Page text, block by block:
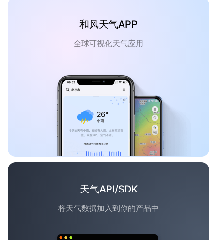
和风天气APP
全球可视化天气应用
天气API/SDK
将天气数据加入到你的产品中